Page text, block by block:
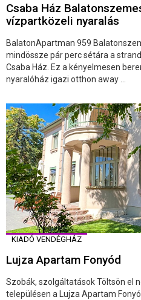
Csaba Ház
vízpartközeli nyaralás
BalatonApartman 959
mindössze pár perc sétára a
Csaba Ház. Ez a kényelmesen
nyaralóház igazi otthon away ...
KIADÓ VENDÉGHÁZ
Lujza Apartam Fonyód
Szobák, szolgáltatások Töltsön el
településen a Lujza Apartam